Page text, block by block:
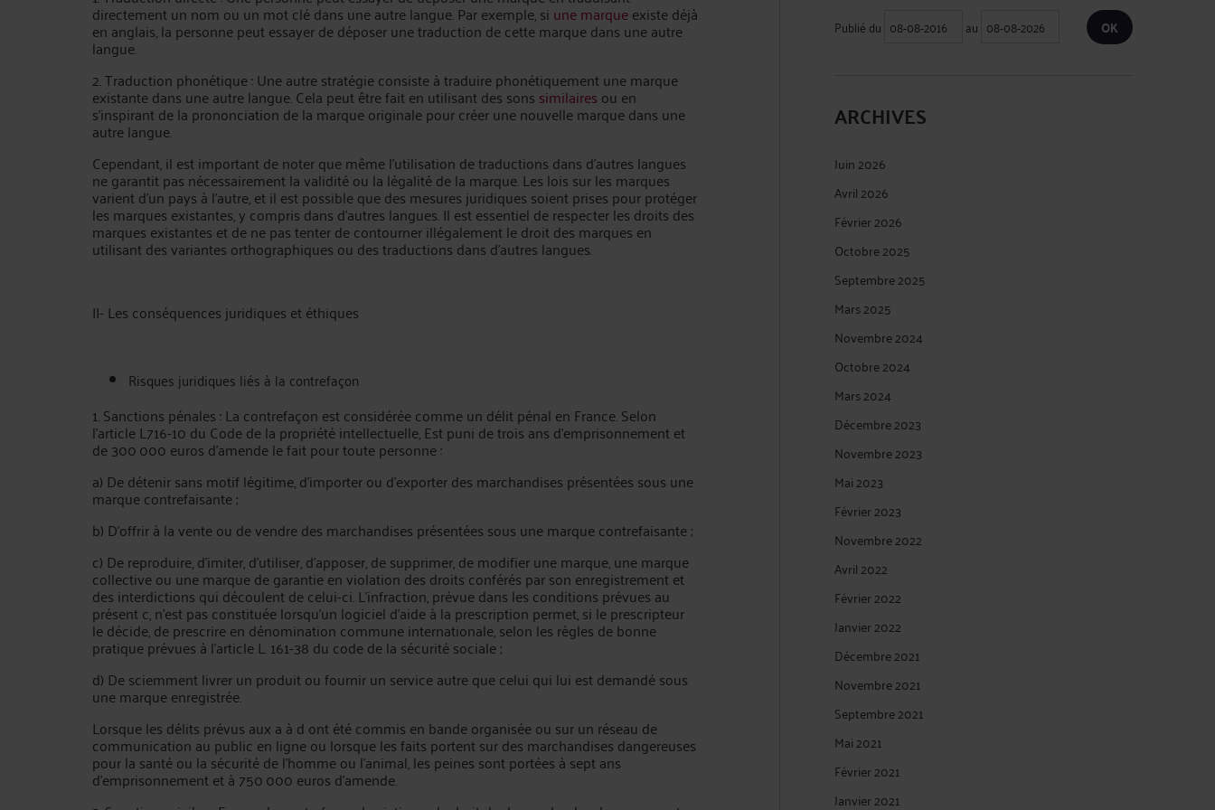
directement un nom ou un mot clé dans une autre langue. Par exemple, si une marqueexiste déjà
en anglais, la personne peut essayer de déposer une traduction de cette marque dans une autre
langue.
2. Traduction phonétique : Une autre stratégie consiste à traduire phonétiquement une marque
existante dans une autre langue. Cela peut être fait en utilisant des sons similaires ou en
s'inspirant de la prononciation de la marque originale pour créer une nouvelle marque dans une
autre langue.
Cependant, il est important de noter que même l'utilisation de traductions dans d'autres langues
ne garantit pas nécessairement la validité ou la légalité de la marque. Les lois sur les marques
varient d'un pays à l'autre, et il est possible que des mesures juridiques soient prises pour protéger
les marques existantes, y compris dans d'autres langues. Il est essentiel de respecter les droits des
marques existantes et de ne pas tenter de contourner illégalement le droit des marques en
utilisant des variantes orthographiques ou des traductions dans d'autres langues.
II- Les conséquences juridiques et éthiques
Risques juridiques liés à la contrefaçon
1. Sanctions pénales : La contrefaçon est considérée comme un délit pénal en France. Selon
l'article L716-10 du Code de la propriété intellectuelle, Est puni de trois ans d'emprisonnement et
de 300 000 euros d'amende le fait pour toute personne :
a) De détenir sans motif légitime, d'importer ou d'exporter des marchandises présentées sous une
marque contrefaisante ;
b) D'offrir à la vente ou de vendre des marchandises présentées sous une marque contrefaisante ;
c) De reproduire, d'imiter, d'utiliser, d'apposer, de supprimer, de modifier une marque, une marque
collective ou une marque de garantie en violation des droits conférés par son enregistrement et
des interdictions qui découlent de celui-ci. L'infraction, prévue dans les conditions prévues au
présent c, n'est pas constituée lorsqu'un logiciel d'aide à la prescription permet, si le prescripteur
le décide, de prescrire en dénomination commune internationale, selon les règles de bonne
pratique prévues à l'article L. 161-38 du code de la sécurité sociale ;
d) De sciemment livrer un produit ou fournir un service autre que celui qui lui est demandé sous
une marque enregistrée.
Lorsque les délits prévus aux a à d ont été commis en bande organisée ou sur un réseau de
communication au public en ligne ou lorsque les faits portent sur des marchandises dangereuses
pour la santé ou la sécurité de l'homme ou l'animal, les peines sont portées à sept ans
d'emprisonnement et à 750 000 euros d'amende.
Publié du au
ARCHIVES
Juin 2026
Avril 2026
Février 2026
Octobre 2025
Septembre 2025
Mars 2025
Novembre 2024
Octobre 2024
Mars 2024
Décembre 2023
Novembre 2023
Mai 2023
Février 2023
Novembre 2022
Avril 2022
Février 2022
Janvier 2022
Décembre 2021
Novembre 2021
Septembre 2021
Mai 2021
Février 2021
Janvier 2021